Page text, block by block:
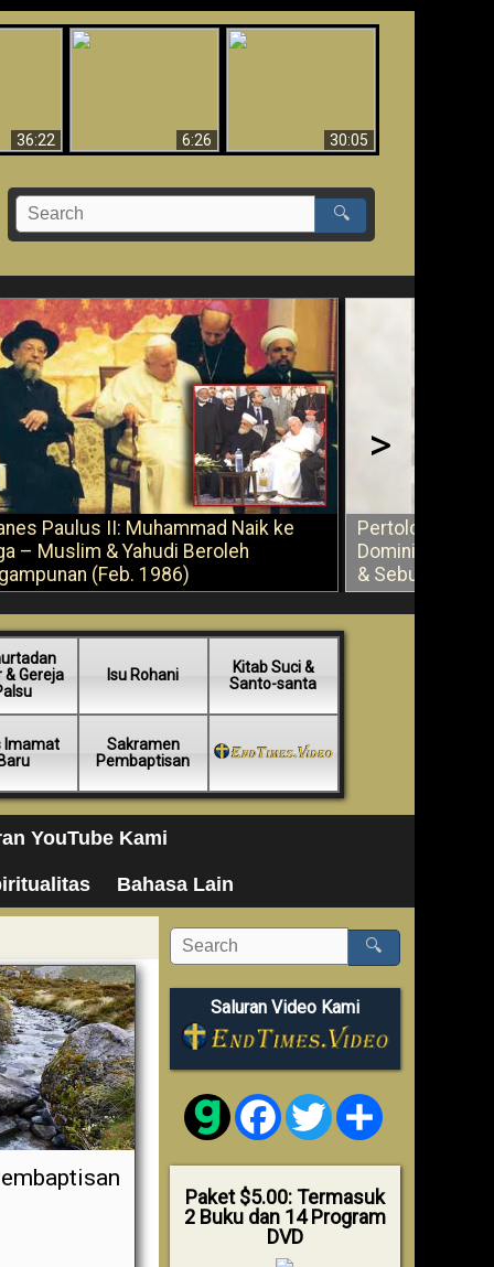
36:22
6:26
30:05
🔍
Paulus II: Muhammad Naik ke
– Muslim & Yahudi Beroleh
(Feb. 1986)
Pertolongan
Dominikus
& Sebuah Saran
>
& Gereja
Isu Rohani
Kitab Suci &
Santo-santa
Imamat
Baru
Sakramen
Pembaptisan
YouTube Kami
Bahasa Lain
🔍
Saluran Video Kami
FacebookTwitter
Paket $5.00: Termasuk
2 Buku dan 14 Program
DVD